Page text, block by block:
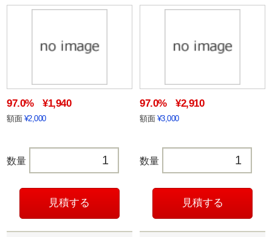
97.0% ¥1,940
額面 ¥2,000
数量
97.0% ¥2,910
額面 ¥3,000
数量